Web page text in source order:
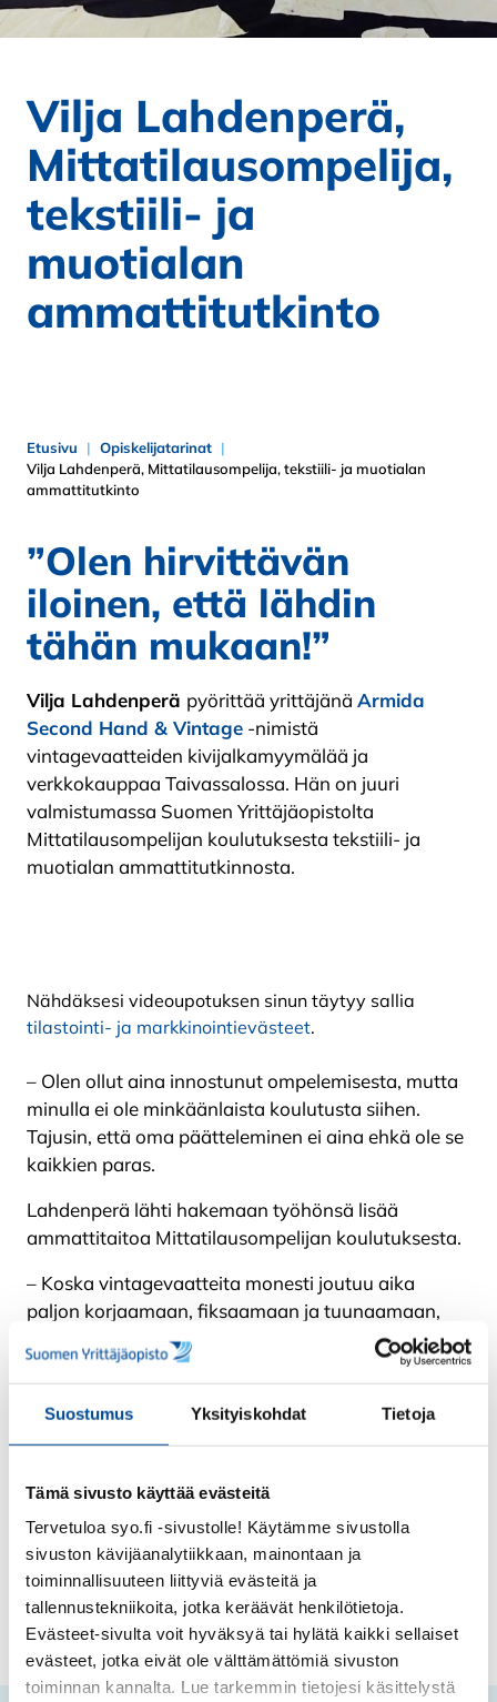
Suostumus Yksityiskohdat Tietoja
Tämä sivusto käyttää evästeitä
Tervetuloa syo.fi -sivustolle! Käytämme sivustolla
sivuston kävijäanalytiikkaan, mainontaan ja
toiminnallisuuteen liittyviä evästeitä ja
tallennustekniikoita, jotka keräävät henkilötietoja.
Evästeet-sivulta voit hyväksyä tai hylätä kaikki sellaiset
evästeet, jotka eivät ole välttämättömiä sivuston
toiminnan kannalta. Lue tarkemmin tietojesi käsittelystä
Vilja Lahdenperä,
Mittatilausompelija,
tekstiili- ja
muotialan
ammattitutkinto
Etusivu
Opiskelijatarinat
Vilja Lahdenperä, Mittatilausompelija, tekstiili- ja muotialan
ammattitutkinto
”Olen hirvittävän
iloinen, että lähdin
tähän mukaan!”
Vilja Lahdenperä pyörittää yrittäjänä Armida
Second Hand & Vintage -nimistä
vintagevaatteiden kivijalkamyymälää ja
verkkokauppaa Taivassalossa. Hän on juuri
valmistumassa Suomen Yrittäjäopistolta
Mittatilausompelijan koulutuksesta tekstiili- ja
muotialan ammattitutkinnosta.
Nähdäksesi videoupotuksen sinun täytyy sallia
tilastointi- ja markkinointievästeet.
– Olen ollut aina innostunut ompelemisesta, mutta
minulla ei ole minkäänlaista koulutusta siihen.
Tajusin, että oma päätteleminen ei aina ehkä ole se
kaikkien paras.
Lahdenperä lähti hakemaan työhönsä lisää
ammattitaitoa Mittatilausompelijan koulutuksesta.
– Koska vintagevaatteita monesti joutuu aika
paljon korjaamaan, fiksaamaan ja tuunaamaan,
jotta ne saadaan taas uuteen kukoistukseen, niin
pikkuhiljaa hiipi ajatus, että lähtisin hakemaan siitä
-Olen hirvittävän iloinen, että
saanut hyvää oppia – oikein
todella hyvää oppia!
Vilja Lahdenperä